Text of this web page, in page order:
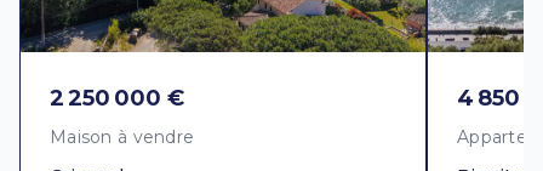
2 250 000 €
Maison à vendre
4 850